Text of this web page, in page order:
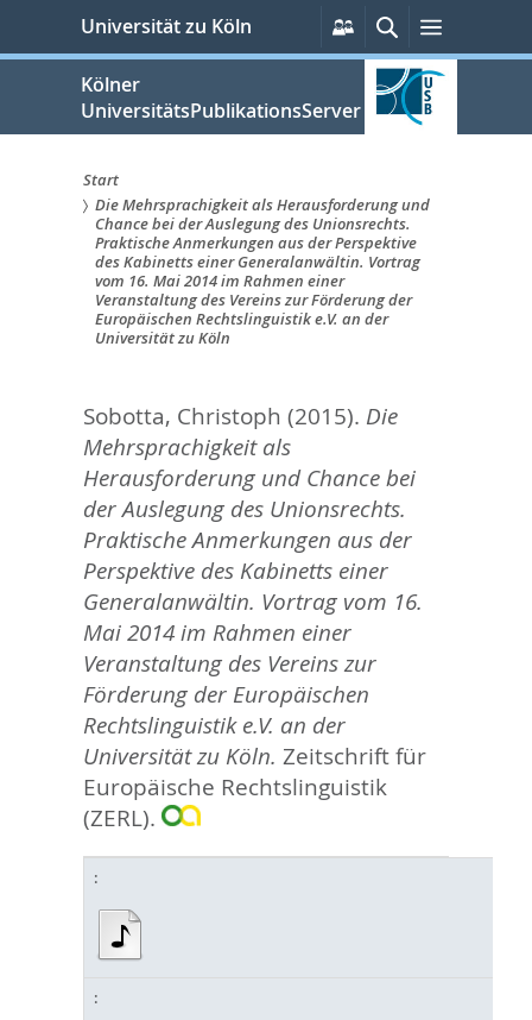
springen
Universität zu Köln
Persönliche
Services
SucheMenü
Kölner
UniversitätsPublikationsServer
Sie
sind
hier:
Start
Die Mehrsprachigkeit als Herausforderung und
Chance bei der Auslegung des Unionsrechts.
Praktische Anmerkungen aus der Perspektive
des Kabinetts einer Generalanwältin. Vortrag
vom 16. Mai 2014 im Rahmen einer
Veranstaltung des Vereins zur Förderung der
Europäischen Rechtslinguistik e.V. an der
Universität zu Köln
Sobotta, Christoph (2015). Die
Mehrsprachigkeit als
Herausforderung und Chance bei
der Auslegung des Unionsrechts.
Praktische Anmerkungen aus der
Perspektive des Kabinetts einer
Generalanwältin. Vortrag vom 16.
Mai 2014 im Rahmen einer
Veranstaltung des Vereins zur
Förderung der Europäischen
Rechtslinguistik e.V. an der
Universität zu Köln. Zeitschrift für
Europäische Rechtslinguistik
(ZERL).